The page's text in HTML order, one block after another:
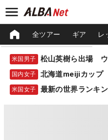
全ツアー ギア レ
米国男子
国内女子 北海道meijiカップ
米国女子 最新の世界ランキ